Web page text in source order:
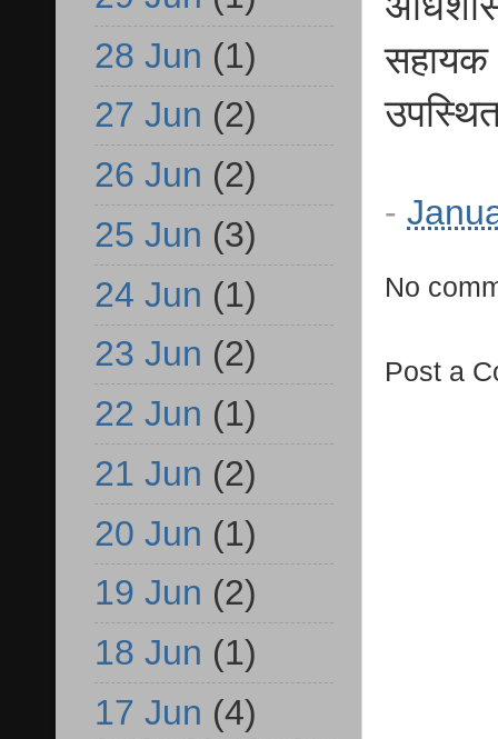
सहायक
-
No
Post a
28 Jun (1)
27 Jun (2)
26 Jun (2)
25 Jun (3)
24 Jun (1)
23 Jun (2)
22 Jun (1)
21 Jun (2)
20 Jun (1)
19 Jun (2)
18 Jun (1)
17 Jun (4)